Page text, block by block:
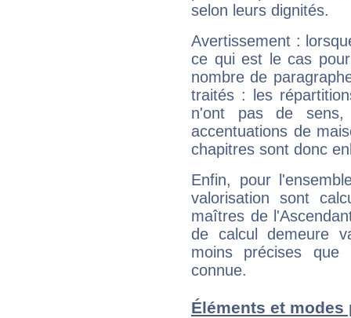
selon leurs dignités.
Avertissement :
ce qui est le cas
nombre de
traités : les
n'ont pas de sens,
accentuations de
chapitres sont donc
Enfin, pour
valorisation sont
maîtres de
de calcul demeure
moins précises que
connue.
Éléments et modes